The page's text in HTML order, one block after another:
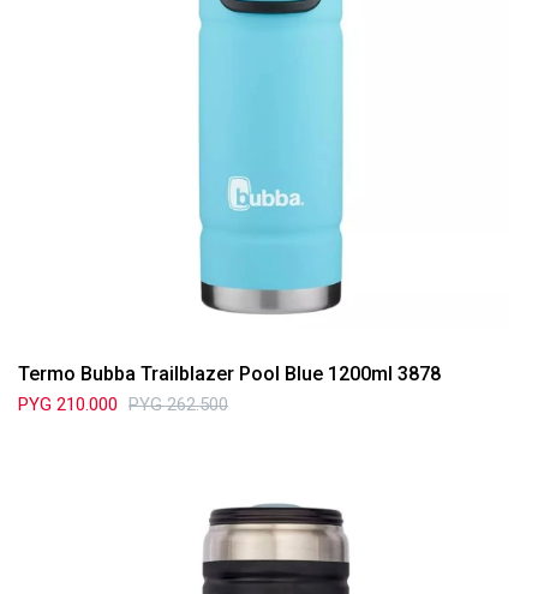
Termo Bubba Trailblazer Pool Blue 1200ml 3878
PYG 210.000 PYG 262.500